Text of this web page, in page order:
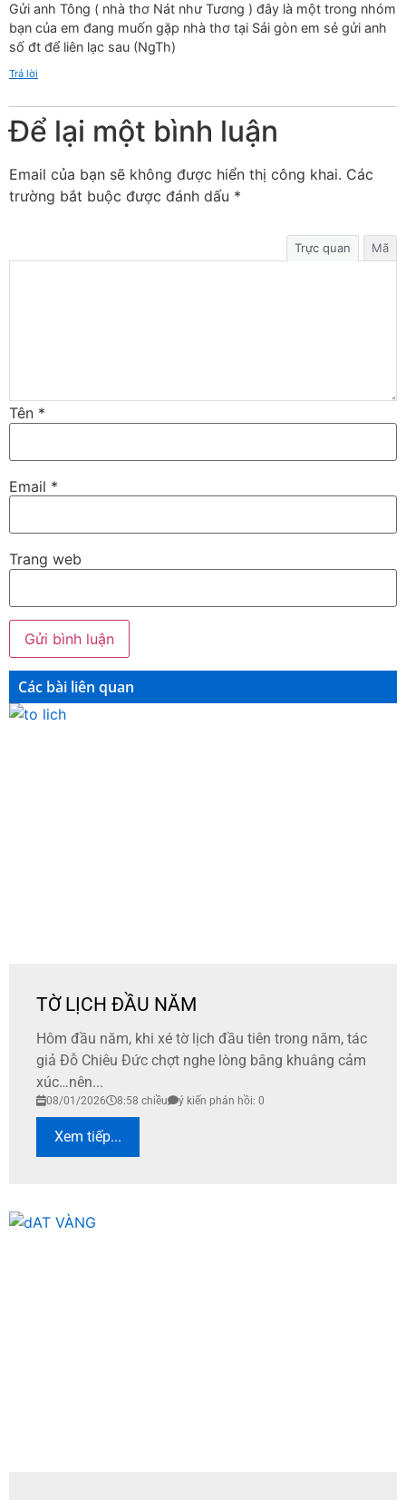
Gửi anh Tông ( nhà thơ Nát như Tương ) đây là một trong nhóm
bạn của em đang muốn gặp nhà thơ tại Sải gòn em sẻ gửi anh
số đt để liên lạc sau (NgTh)
Trả lời
Để lại một bình luận
Email của bạn sẽ không được hiển thị công khai. Các
trường bắt buộc được đánh dấu *
Trực quan Mã
Tên *
Email *
Trang web
Các bài liên quan
TỜ LỊCH ĐẦU NĂM
Hôm đầu năm, khi xé tờ lịch đầu tiên trong năm, tác
giả Đỗ Chiêu Đức chợt nghe lòng bâng khuâng cảm
xúc…nên...
08/01/2026 8:58 chiều ý kiến phản hồi: 0
Xem tiếp...